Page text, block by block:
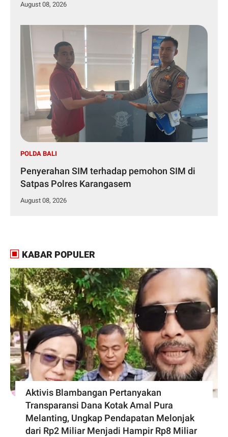
August 08, 2026
POLDA BALI
Penyerahan SIM terhadap pemohon SIM di
Satpas Polres Karangasem
August 08, 2026
KABAR POPULER
Aktivis Blambangan Pertanyakan
Transparansi Dana Kotak Amal Pura
Melanting, Ungkap Pendapatan Melonjak
dari Rp2 Miliar Menjadi Hampir Rp8 Miliar